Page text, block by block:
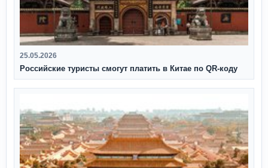
25.05.2026
Российские туристы смогут платить в Китае по QR‑коду